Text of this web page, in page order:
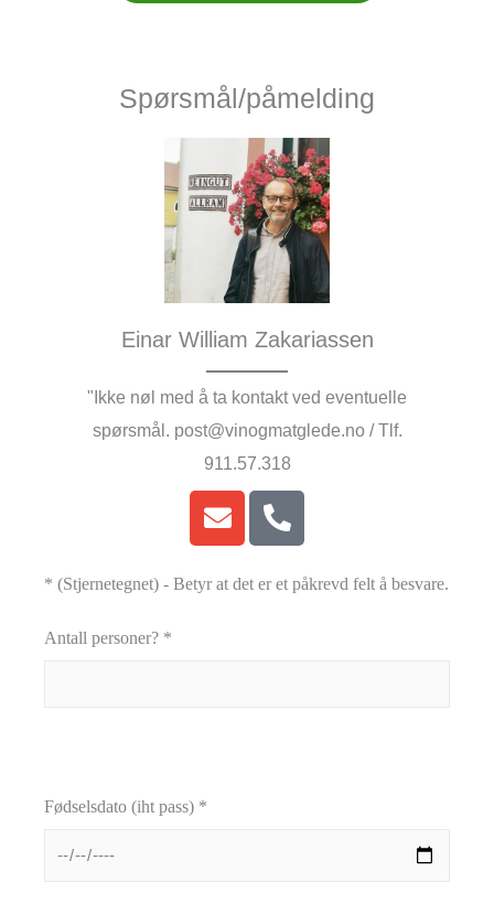
Spørsmål/påmelding
Einar William Zakariassen
"Ikke nøl med å ta kontakt ved eventuelle
spørsmål. post@vinogmatglede.no / Tlf.
911.57.318
* (Stjernetegnet) - Betyr at det er et påkrevd felt å besvare.
Antall personer? *
Fødselsdato (iht pass) *